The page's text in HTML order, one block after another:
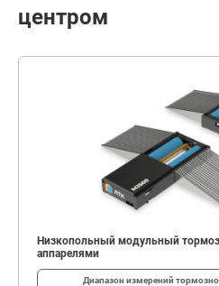
центром
Низкопольный модульный
аппарелями
Диапазон измерений